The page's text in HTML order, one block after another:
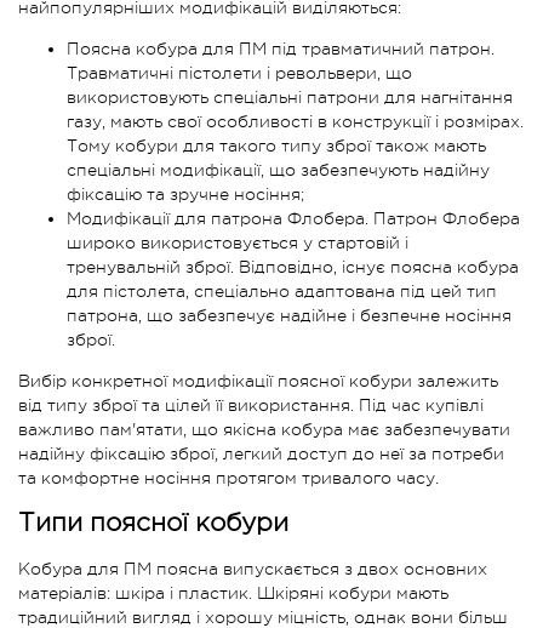
найпопулярніших модифікацій виділяються:
Поясна кобура для ПМ під травматичний патрон.
Травматичні пістолети і револьвери, що
використовують спеціальні патрони для нагнітання
газу, мають свої особливості в конструкції і розмірах.
Тому кобури для такого типу зброї також мають
спеціальні модифікації, що забезпечують надійну
фіксацію та зручне носіння;
Модифікації для патрона Флобера. Патрон Флобера
широко використовується у стартовій і
тренувальній зброї. Відповідно, існує поясна кобура
для пістолета, спеціально адаптована під цей тип
патрона, що забезпечує надійне і безпечне носіння
зброї.
Вибір конкретної модифікації поясної кобури залежить
від типу зброї та цілей її використання. Під час купівлі
важливо пам'ятати, що якісна кобура має забезпечувати
надійну фіксацію зброї, легкий доступ до неї за потреби
та комфортне носіння протягом тривалого часу.
Типи поясної кобури
Кобура для ПМ поясна випускається з двох основних
матеріалів: шкіра і пластик. Шкіряні кобури мають
традиційний вигляд і хорошу міцність, однак вони більш